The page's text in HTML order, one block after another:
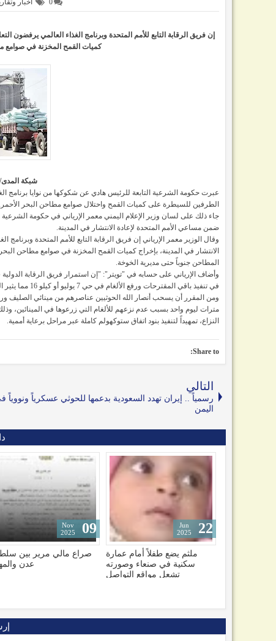
إن فريق الرقابة التابع للأمم المتحدة وبرنامج الغذاء العالمي يرفضون
كميات القمح المخزنة في
شبكة المدى/
عبرت حكومة الشرعية التابعة للرئيس هادي عن شكوكها من نوايا برنامج
الطرفين للسيطرة على كميات القمح واحتلال صوامع مطاحن البحر الأحمر.
جاء ذلك على لسان وزير الإعلام اليمني معمر الإرياني في حكومة الشرعية
ضمن مساعي الأمم المتحدة لإعادة الانتشار في المدينة.
وقال الوزير معمر الإرياني إن فريق الرقابة التابع للأمم المتحدة
الانتشار في المدينة، بإخراج كميات القمح المخزنة في صوامع مطاحن
المطاحن جنوباً حتى مديرية الخوخة.
وأضاف الإرياني على حسابه في "تويتر": ‏"إن استمرار فريق الرقابة
في تنفيذ باقي المقترحات ورفع الألغام في حي 7 يوليو أو كيلو 16 مما يثير الكثير من علامات الاستفهام حد قوله.
مترات ليوم واحد بسبب عدم نزعهم للألغام التي زرعوها في المينائين،
النزاع، تمهيداً لتنفيذ بنود اتفاق ستوكهولم كاملة عبر مراحل برعاية أممية.
Share to:
التالي
رسمياً .. إيران تهدد السعودية بدعمها للحوثي عسكرياً ونووياً
اليمن
تهديد وتحذير دولي..
الدولية تتخذ موقفاً تجاه
09
Dec
2025
صراع مالي مرير بين سلطتي
عدن والمهرة
09
Nov
2025